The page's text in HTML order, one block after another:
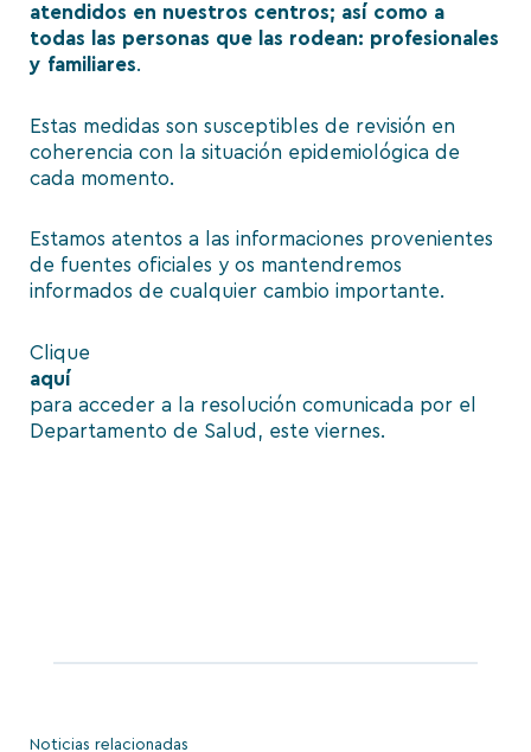
atendidos en nuestros centros; así como a
todas las personas que las rodean: profesionales
y familiares.
Estas medidas son susceptibles de revisión en
coherencia con la situación epidemiológica de
cada momento.
Estamos atentos a las informaciones provenientes
de fuentes oficiales y os mantendremos
informados de cualquier cambio importante.
Clique
aquí
para acceder a la resolución comunicada por el
Departamento de Salud, este viernes.
Noticias relacionadas